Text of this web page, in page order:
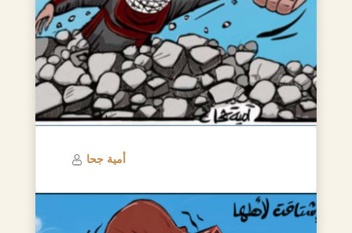
أمية جحا